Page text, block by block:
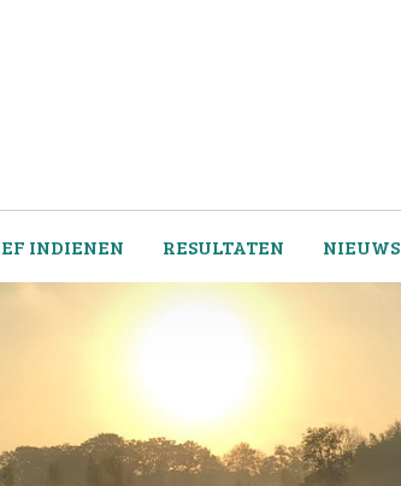
INDIENEN RESULTATEN NIEUWS